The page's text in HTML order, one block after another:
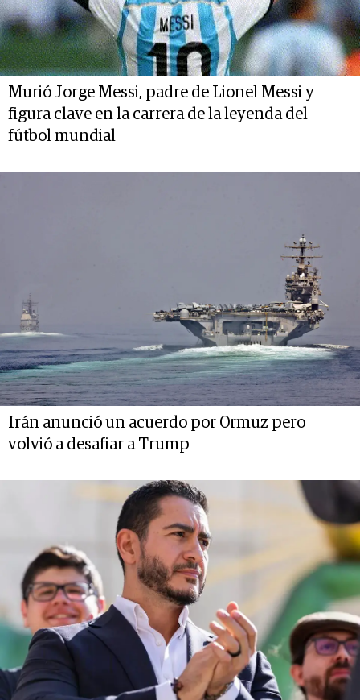
Murió Jorge Messi, padre de Lionel Messi y
figura clave en la carrera de la leyenda del
fútbol mundial
Irán anunció un acuerdo por Ormuz pero
volvió a desafiar a Trump